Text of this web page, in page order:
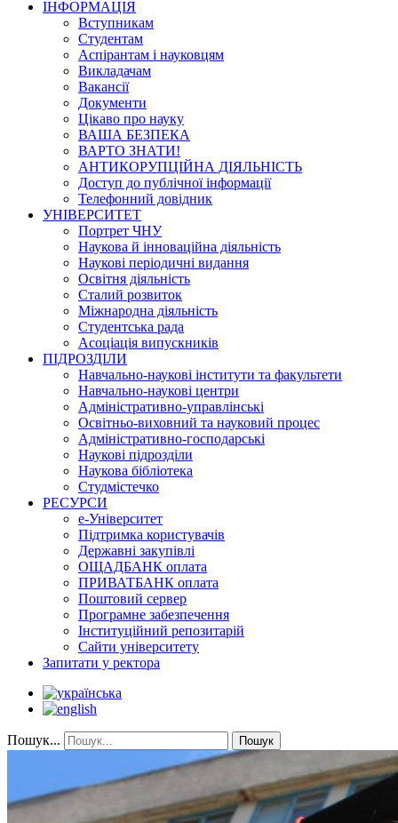
ІНФОРМАЦІЯ
Вступникам
Студентам
Аспірантам і науковцям
Викладачам
Вакансії
Документи
Цікаво про науку
ВАША БЕЗПЕКА
ВАРТО ЗНАТИ!
АНТИКОРУПЦІЙНА ДІЯЛЬНІСТЬ
Доступ до публічної інформації
Телефонний довідник
УНІВЕРСИТЕТ
Портрет ЧНУ
Наукова й інноваційна діяльність
Наукові періодичні видання
Освітня діяльність
Сталий розвиток
Міжнародна діяльність
Студентська рада
Асоціація випускників
ПІДРОЗДІЛИ
Навчально-наукові інститути та факультети
Навчально-наукові центри
Адміністративно-управлінські
Освітньо-виховний та науковий процес
Адміністративно-господарські
Наукові підрозділи
Наукова бібліотека
Студмістечко
РЕСУРСИ
е-Університет
Підтримка користувачів
Державні закупівлі
ОЩАДБАНК оплата
ПРИВАТБАНК оплата
Поштовий сервер
Програмне забезпечення
Інституційний репозитарій
Сайти університету
Запитати у ректора
Пошук... Пошук